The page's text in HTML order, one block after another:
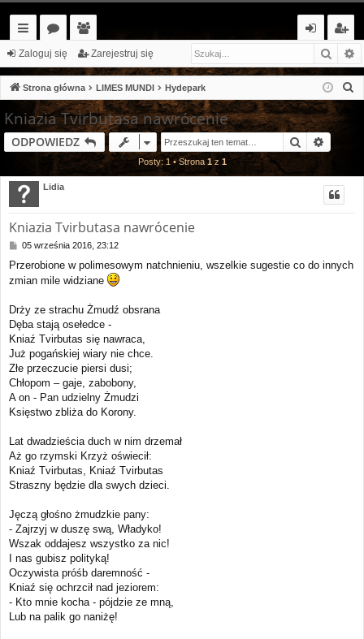
ię
ce
j…
or
a
ży
tk
o
w
ni
cy
og
uj
si
ę
ar
ej
es
si
ę
Zaloguj się Zarejestruj się
Strona główna LIMES MUNDI Hydepark
j
Kniazia Tvirbutasa nawrócenie
ODPOWIEDZ Szukaj
Posty: 1 • Strona 1z 1
Lidia
Kniazia Tvirbutasa nawrócenie
P
s
t
05 września 2016, 23:12
Przerobione w polimesowym natchnieniu, wszelkie sugestie co do innych
zmian mile widziane
Drży ze strachu Żmudź obsrana
Dęba stają osełedce -
Kniaź Tvirbutas się nawraca,
Już pogańskiej wiary nie chce.
Złe przeczucie piersi dusi;
Chłopom – gaje, zabobony,
A on - Pan udzielny Żmudzi
Księstwo zbliża do Korony.
Lat dwadzieścia duch w nim drzemał
Aż go rzymski Krzyż oświecił:
Kniaź Tvirbutas, Kniaź Tvirbutas
Straszny będzie dla swych dzieci.
Jęczą głośno żmudzkie pany:
- Zajrzyj w duszę swą, Władyko!
Wszak oddajesz wszystko za nic!
I nas gubisz polityką!
Oczywista próśb daremność -
Kniaź się ochrzcił nad jeziorem:
- Kto mnie kocha - pójdzie ze mną,
Lub na palik go naniżę!